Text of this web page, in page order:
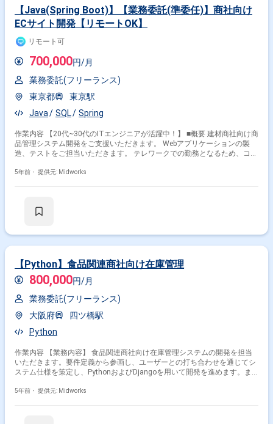
【Java(Spring Boot)】【業務委託(準委任)】商社向け
ECサイト開発【リモートOK】
リモート可
700,000円/月
業務委託(フリーランス)
東京都
東京駅
Java
SQL Spring
作業内容 【20代~30代のITエンジニアが活躍中！】 ■概要 建材商社向け商
品管理システム開発をご支援いただきます。 Webアプリケーションの製
造、テストをご担当いただきます。 テレワークでの勤務となるため、コミ
5年前・ 提供元: Midworks
【Python】食品関連商社向け在庫管理
800,000円/月
業務委託(フリーランス)
大阪府
四ツ橋駅
Python
作業内容 【業務内容】 食品関連商社向け在庫管理システムの開発を担当
いただきます。要件定義から参画し、ユーザーとの打ち合わせを通じてシ
ステム仕様を策定し、PythonおよびDjangoを用いて開発を進めます。ま
ストから導入支援、運用フェーズまで一貫して対応します。 【作業内容】
5年前・ 提供元: Midworks